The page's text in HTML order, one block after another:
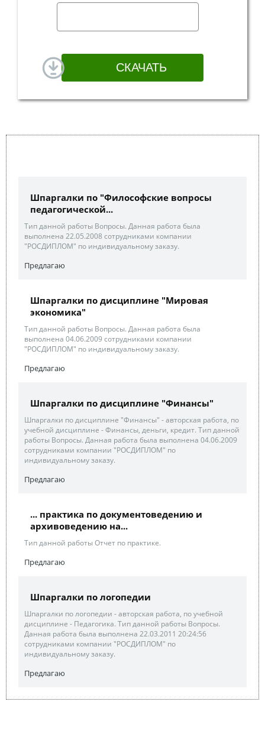
Шпаргалки по "Философские вопросы
педагогической...
Тип данной работы Вопросы. Данная работа была
выполнена 22.05.2008 сотрудниками компании
"РОСДИПЛОМ" по индивидуальному заказу.
Предлагаю
Шпаргалки по дисциплине "Мировая
экономика"
Тип данной работы Вопросы. Данная работа была
выполнена 04.06.2009 сотрудниками компании
"РОСДИПЛОМ" по индивидуальному заказу.
Предлагаю
Шпаргалки по дисциплине "Финансы"
Шпаргалки по дисциплине "Финансы" - авторская работа, по
учебной дисциплине - Финансы, деньги, кредит. Тип данной
работы Вопросы. Данная работа была выполнена 04.06.2009
сотрудниками компании "РОСДИПЛОМ" по
индивидуальному заказу.
Предлагаю
... практика по документоведению и
архивоведению на...
Тип данной работы Отчет по практике.
Предлагаю
Шпаргалки по логопедии
Шпаргалки по логопедии - авторская работа, по учебной
дисциплине - Педагогика. Тип данной работы Вопросы.
Данная работа была выполнена 22.03.2011 20:24:56
сотрудниками компании "РОСДИПЛОМ" по
индивидуальному заказу.
Предлагаю